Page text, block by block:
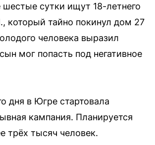
сутки ищут 18-летнего
который тайно покинул дом 27
человека выразил
мог попасть под негативное
дня в Югре стартовала
кампания. Планируется
трёх тысяч человек.